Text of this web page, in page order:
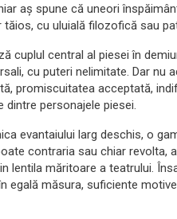
aș spune că uneori
cu uluială filozofică sau
cuplul central al piesei în
cu puteri nelimitate. Dar nu
promiscuitatea acceptată,
personajele piesei.
evantaiului larg deschis, o
contraria sau chiar revolta,
lentila măritoare a teatrului.
egală măsura, suficiente